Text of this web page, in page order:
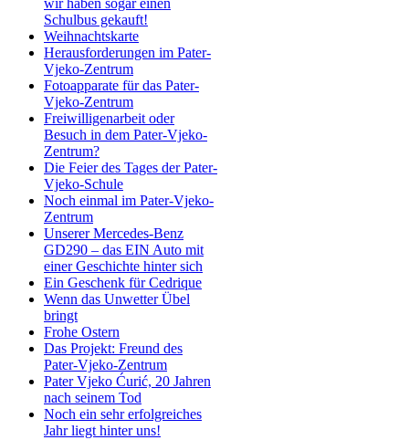
wir haben sogar einen
Schulbus gekauft!
Weihnachtskarte
Herausforderungen im Pater-
Vjeko-Zentrum
Fotoapparate für das Pater-
Vjeko-Zentrum
Freiwilligenarbeit oder
Besuch in dem Pater-Vjeko-
Zentrum?
Die Feier des Tages der Pater-
Vjeko-Schule
Noch einmal im Pater-Vjeko-
Zentrum
Unserer Mercedes-Benz
GD290 – das EIN Auto mit
einer Geschichte hinter sich
Ein Geschenk für Cedrique
Wenn das Unwetter Übel
bringt
Frohe Ostern
Das Projekt: Freund des
Pater-Vjeko-Zentrum
Pater Vjeko Ćurić, 20 Jahren
nach seinem Tod
Noch ein sehr erfolgreiches
Jahr liegt hinter uns!